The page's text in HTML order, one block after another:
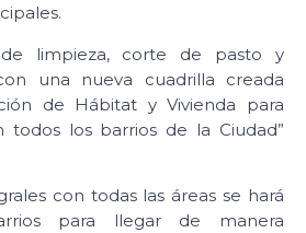
de limpieza, corte de pasto y
una nueva cuadrilla creada
de Hábitat y Vivienda para
todos los barrios de la Ciudad”
con todas las áreas se hará
para llegar de manera